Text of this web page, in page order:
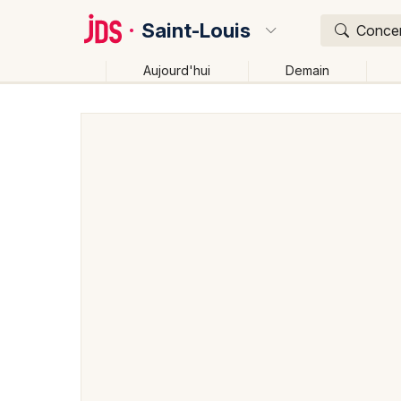
Saint-Louis
Aujourd'hui Demain